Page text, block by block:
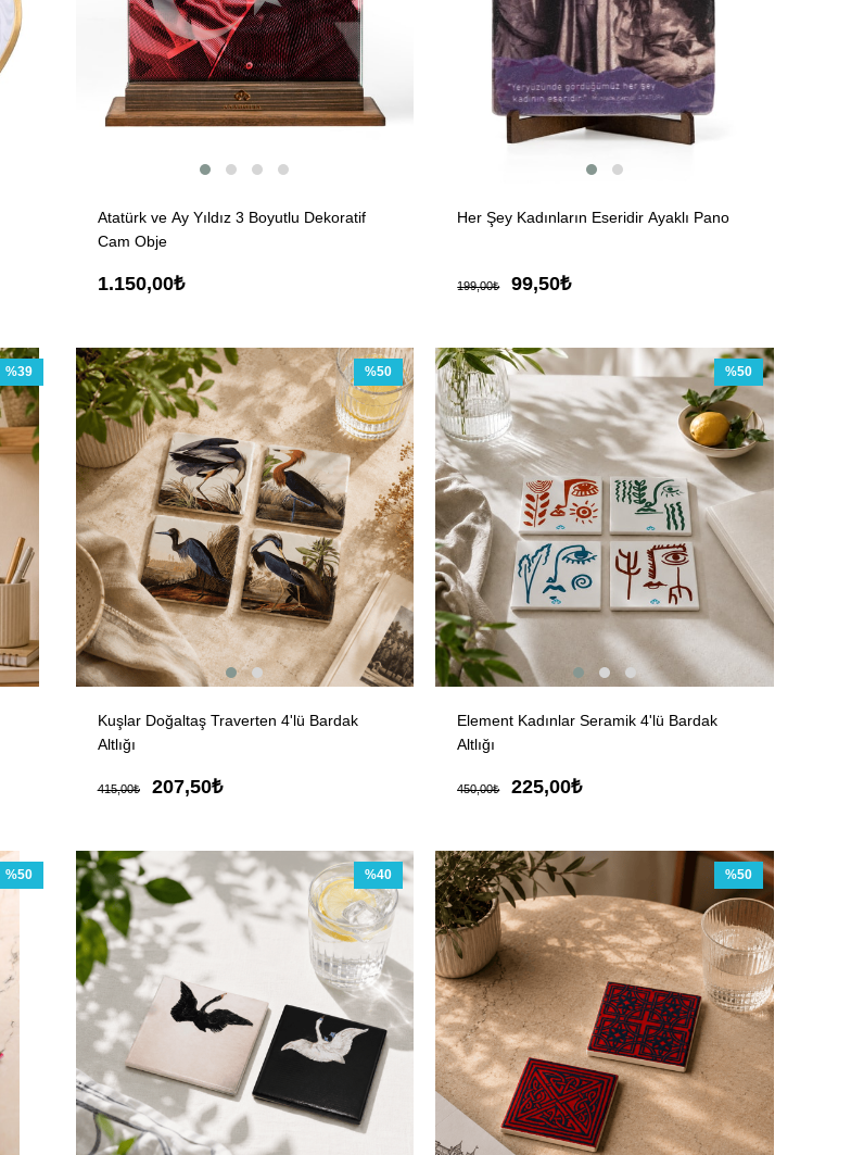
Atatürk ve Ay Yıldız 3 Boyutlu Dekoratif
Cam Obje
1.150,00₺
Her Şey Kadınların Eseridir Ayaklı Pano
99,50₺
199,00₺
%39
Kuşlar Doğaltaş Traverten 4'lü Bardak
Altlığı
207,50₺
415,00₺
%50
Element Kadınlar Seramik 4'lü Bardak
Altlığı
225,00₺
450,00₺
%50
%50 %40 %50